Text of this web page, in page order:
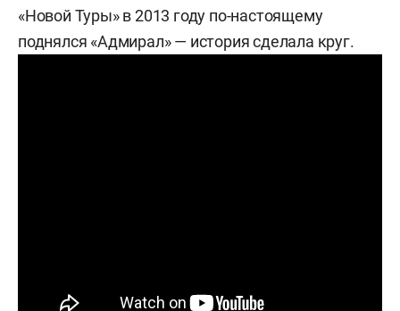
«Новой Туры» в 2013 году по-настоящему
поднялся «Адмирал» — история сделала круг.